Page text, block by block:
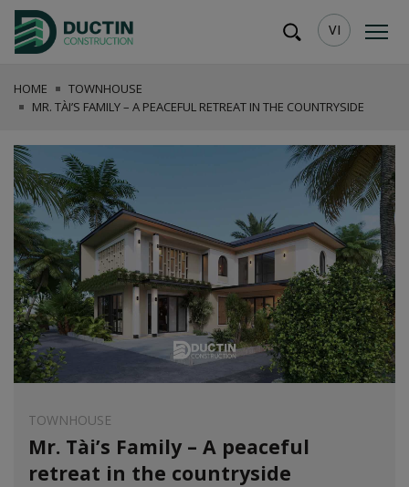
VI
HOME
TOWNHOUSE
MR. TÀI’S FAMILY – A PEACEFUL RETREAT IN THE COUNTRYSIDE
TOWNHOUSE
Mr. Tài’s Family – A peaceful
retreat in the countryside